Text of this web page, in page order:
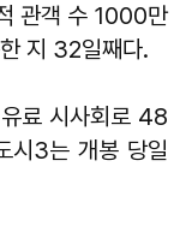
관객 수 1000만
지 32일째다.
료 시사회로 48
시3는 개봉 당일